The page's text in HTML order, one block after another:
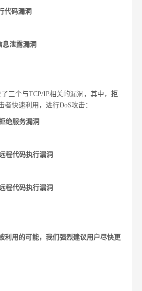
代码漏洞
泄露漏洞
三个与TCP/IP相关的漏洞，其中， 拒
者快速利用，进行DoS攻击：
绝服务漏洞
程代码执行漏洞
程代码执行漏洞
利用的可能，我们强烈建议用户尽快更